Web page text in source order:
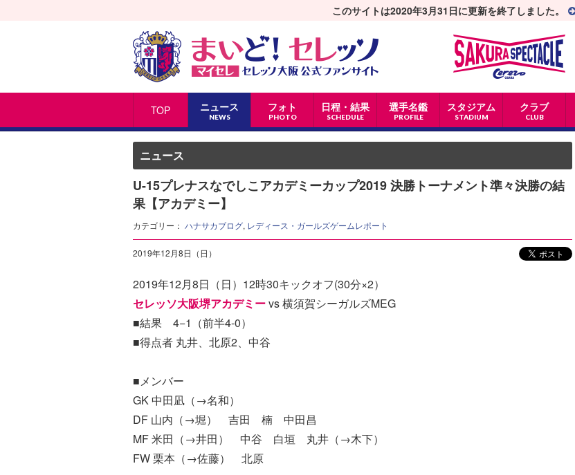
TOP ニュース
NEWS
フォト
PHOTO
日程・結果
SCHEDULE
選手名鑑
PROFILE
スタジアム
STADIUM
クラブ
CLUB
このサイトは2020年3月31日に更新を終了しました。
ニュース
U-15プレナスなでしこアカデミーカップ2019 決勝トーナメント準々決勝の結
果【アカデミー】
カテゴリー： ハナサカブログ, レディース・ガールズゲームレポート
2019年12月8日（日）
2019年12月8日（日）12時30キックオフ(30分×2）
セレッソ大阪堺アカデミーvs 横須賀シーガルズMEG
■結果 4−1（前半4-0）
■得点者 丸井、北原2、中谷
■メンバー
GK 中田凪（→名和）
DF 山内（→堀） 吉田 楠 中田昌
MF 米田（→井田） 中谷 白垣 丸井（→木下）
FW 栗本（→佐藤） 北原